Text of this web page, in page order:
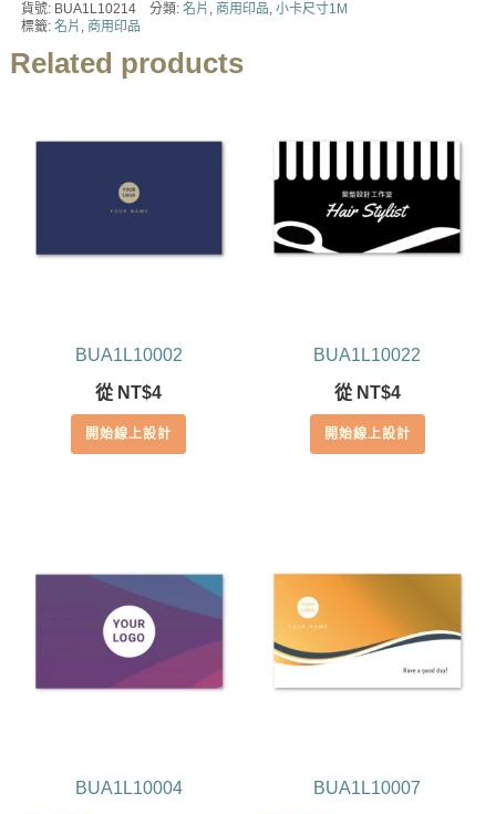
貨號: BUA1L10214 分類: 名片 商用印品 小卡尺寸1M
標籤: 名片 商用印品
Related products
BUA1L10002
從 NT$4
開始線上設計
BUA1L10022
從 NT$4
開始線上設計
BUA1L10004 BUA1L10007